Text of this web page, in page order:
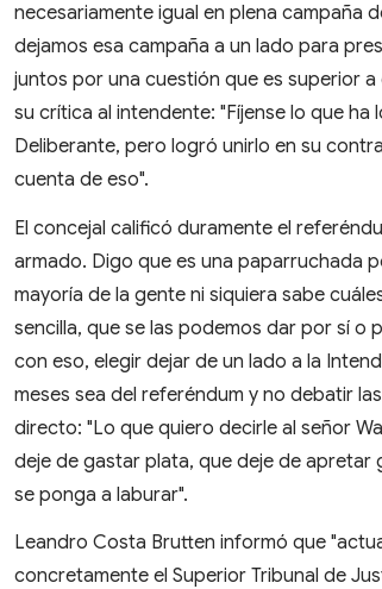
necesariamente igual en plena campaña
dejamos esa campaña a un lado para
juntos por una cuestión que es superior
su crítica al intendente: "Fíjense lo que
Deliberante, pero logró unirlo en su
cuenta de eso".
El concejal calificó duramente el
armado. Digo que es una paparruchada
mayoría de la gente ni siquiera sabe
sencilla, que se las podemos dar por sí o
con eso, elegir dejar de un lado a la
meses sea del referéndum y no debatir
directo: "Lo que quiero decirle al señor
deje de gastar plata, que deje de apretar
se ponga a laburar".
Leandro Costa Brutten informó que
concretamente el Superior Tribunal de